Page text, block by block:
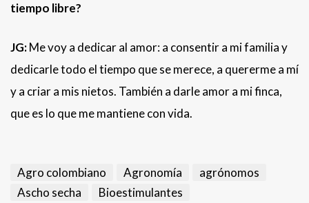
tiempo libre?
JG:Me voy a dedicar al amor: a consentir a mi familia y
dedicarle todo el tiempo que se merece, a quererme a mí
y a criar a mis nietos. También a darle amor a mi finca,
que es lo que me mantiene con vida.
Agro colombiano Agronomía
agrónomos
Ascho secha
Bioestimulantes